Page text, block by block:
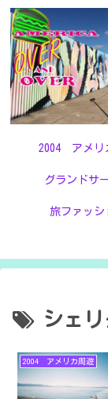
2004 アメリ
グランドサ
旅ファッシ
シェ
2004 アメリカ周遊